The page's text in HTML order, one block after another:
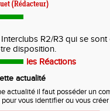
(Rédacteur)
R2/R3 qui se
disposition.
les Réactions
actualité
actualité il faut posséder un
vous identifier ou vous